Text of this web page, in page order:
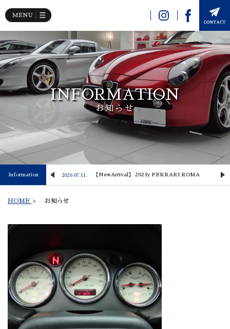
INFORMATION
お知らせ
Information
Lusso 2026.07.11. 【NewArrival】 2023y FERRARI ROMA
HOME > お知らせ